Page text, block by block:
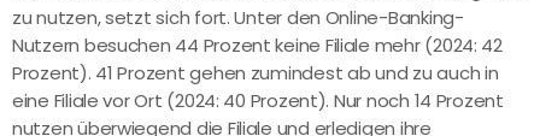
zu nutzen, setzt sich fort. Unter den Online-Banking-
Nutzern besuchen 44 Prozent keine Filiale mehr (2024: 42
Prozent). 41 Prozent gehen zumindest ab und zu auch in
eine Filiale vor Ort (2024: 40 Prozent). Nur noch 14 Prozent
nutzen überwiegend die Filiale und erledigen ihre